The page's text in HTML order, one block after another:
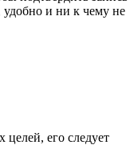
удобно и ни к чему не
целей, его следует